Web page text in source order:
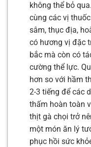
không thể bỏ
cùng các vị
sâm, thục địa,
có hương vị đặc
bắc mà còn có
cường thể lực.
hơn so với hầm
2-3 tiếng để các
thấm hoàn toàn
thịt gà chọi trở
một món ăn lý
phục hồi sức